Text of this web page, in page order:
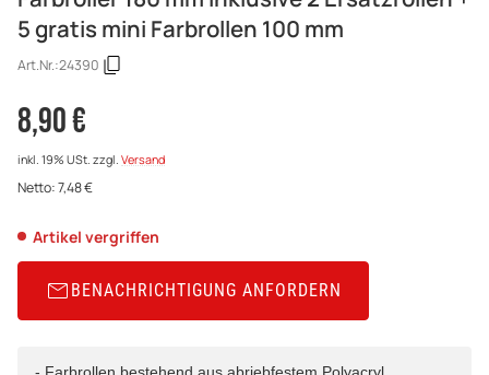
5 gratis mini Farbrollen 100 mm
Art.Nr.:24390
8,90 €
inkl. 19% USt. zzgl. Versand
Netto:7,48€
Artikel vergriffen
BENACHRICHTIGUNG ANFORDERN